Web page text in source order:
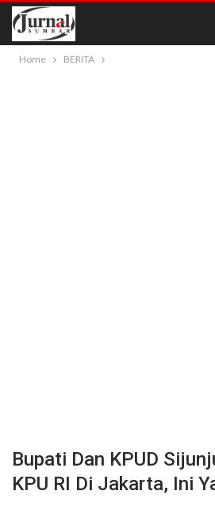
Home BERITA
Bupati Dan KPUD
KPU RI Di Jakarta, Ini